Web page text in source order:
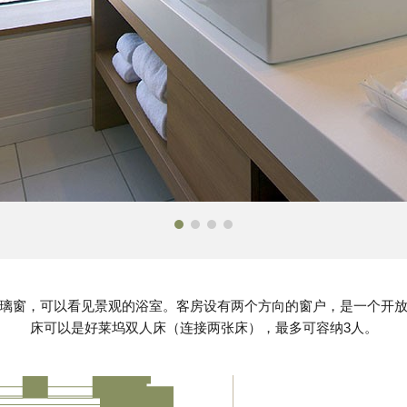
窗，可以看见景观的浴室。客房设有两个方向的窗户，是一个开
床可以是好莱坞双人床（连接两张床），最多可容纳3人。